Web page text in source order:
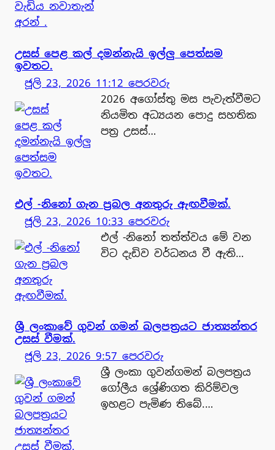
උසස් පෙළ කල් දමන්නැයි ඉල්ලු පෙත්සම
ඉවතට.
ජූලි 23, 2026 11:12 පෙරවරු
2026 අගෝස්තු මස පැවැත්වීමට
නියමිත අධ්‍යයන පොදු සහතික
පත්‍ර උසස්…
එල් -නිනෝ ගැන ප්‍රබල අනතුරු ඇඟවීමක්.
ජූලි 23, 2026 10:33 පෙරවරු
එල් -නිනෝ තත්ත්වය මේ වන
විට දැඩිව වර්ධනය වී ඇති…
ශ්‍රී ලංකාවේ ගුවන් ගමන් බලපත්‍රයට ජාත්‍යන්තර
උසස් වීමක්.
ජූලි 23, 2026 9:57 පෙරවරු
ශ්‍රී ලංකා ගුවන්ගමන් බලපත්‍රය
ගෝලීය ශ්‍රේණිගත කිරිම්වල
ඉහළට පැමිණ තිබේ.…